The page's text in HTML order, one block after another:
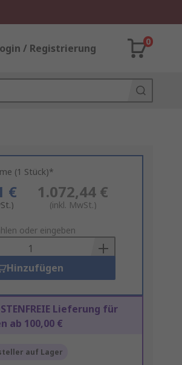
/ Registrierung
0
(1 Stück)*
€ 1.072,44 €
(inkl. MwSt.)
oder eingeben
Hinzufügen
Lieferung für
ab 100,00 €
auf Lager